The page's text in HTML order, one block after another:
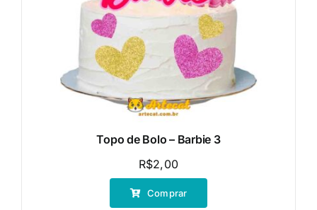
Topo de Bolo – Barbie 3
R$2,00
Comprar